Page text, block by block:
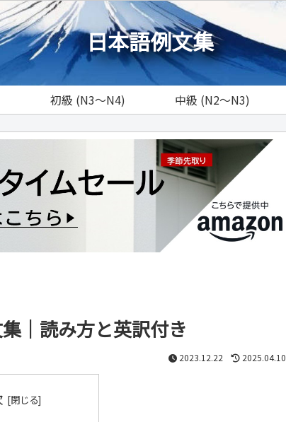
日本語例文集
初級 (N3～N4) 中級 (N2～N3)
｜読み方と英訳付き
2023.12.22 2025.04.10